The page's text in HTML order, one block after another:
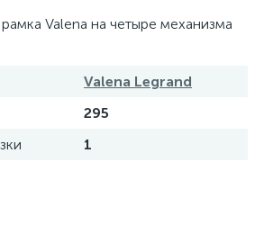
рамка Valena на четыре механизма
Valena Legrand
295
1